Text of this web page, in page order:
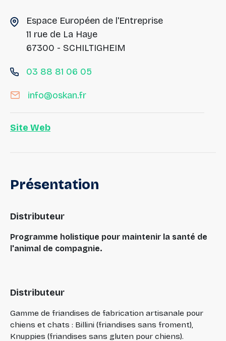
Espace Européen de l'Entreprise
11 rue de La Haye
67300 - SCHILTIGHEIM
03 88 81 06 05
info@oskan.fr
Site Web
Présentation
Distributeur
Programme holistique pour maintenir la santé de
l'animal de compagnie.
Distributeur
Gamme de friandises de fabrication artisanale pour
chiens et chats : Billini (friandises sans froment),
Knuppies (friandises sans gluten pour chiens).